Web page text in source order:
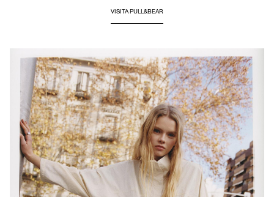
VISITA PULL&BEAR